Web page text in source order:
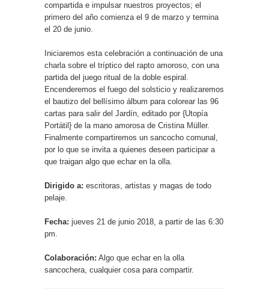
compartida e impulsar nuestros proyectos; el
primero del año comienza el 9 de marzo y termina
el 20 de junio.
Iniciaremos esta celebración a continuación de una
charla sobre el tríptico del rapto amoroso, con una
partida del juego ritual de la doble espiral.
Encenderemos el fuego del solsticio y realizaremos
el bautizo del bellísimo álbum para colorear las 96
cartas para salir del Jardín, editado por {Utopía
Portátil} de la mano amorosa de Cristina Müller.
Finalmente compartiremos un sancocho comunal,
por lo que se invita a quienes deseen participar a
que traigan algo que echar en la olla.
Dirigido a: escritoras, artistas y magas de todo
pelaje.
Fecha: jueves 21 de junio 2018, a partir de las 6:30
pm.
Colaboración: Algo que echar en la olla
sancochera, cualquier cosa para compartir.